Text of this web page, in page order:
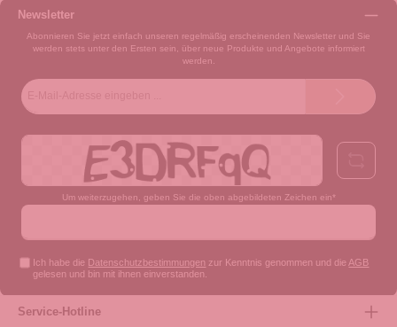
Newsletter
Abonnieren Sie jetzt einfach unseren regelmäßig erscheinenden Newsletter und Sie
werden stets unter den Ersten sein, über neue Produkte und Angebote informiert
werden.
Um weiterzugehen, geben Sie die oben abgebildeten Zeichen ein*
Ich habe die Datenschutzbestimmungen zur Kenntnis genommen und die AGB
gelesen und bin mit ihnen einverstanden.
Service-Hotline